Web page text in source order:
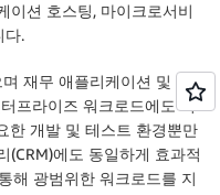
이션 호스팅, 마이크로서비
다.
재무 애플리케이션 및 전
프라이즈 워크로드에도 적
한 개발 및 테스트 환경뿐만
(CRM)에도 동일하게 효과적
해 광범위한 워크로드를 지